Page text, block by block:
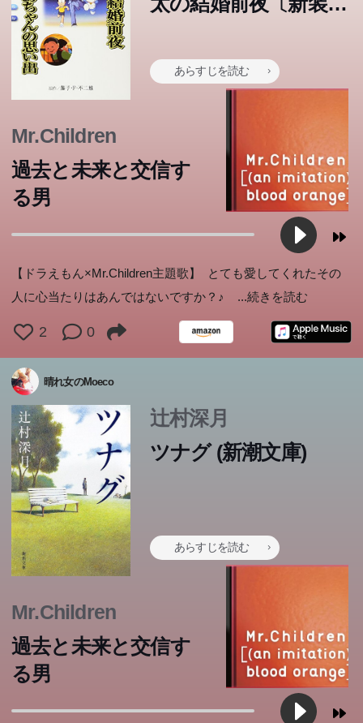
の思い出 (てんとう虫
コミックスアニメ版
あらすじを読む
ます。
Mr.Children
過去と未来と交信す
る男
【ドラえもん×Mr.Children主題歌】 とても愛してくれたその
人に心当たりはあんではないですか？♪ ...続きを読む
2 0
晴れ女のMoeco
辻村深月
ツナグ (新潮文庫)
あらすじを読む
一生に一度だけ、死者との再会を叶えてくれるという「使
た母に癌告知出来なかった頑固な息子、親友に抱いた嫉妬
心に苛まれる女子高生、失踪した婚約者を待ち続ける会社
員...ツナグの仲介のもと再会した生者と死者。それぞれの
想いをかかえた一夜の邂逅は、何をもたらすのだろうか。
心の隅々に染み入る感動の連作長編小説。
Mr.Children
過去と未来と交信す
る男